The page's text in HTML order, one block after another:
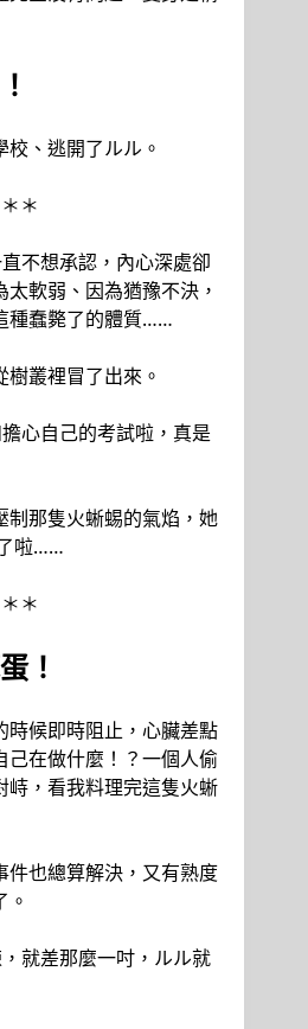
、逃開了ルル。
＊
不想承認，內心深處卻
軟弱、因為猶豫不決，
種蠢斃了的體質……
叢裡冒了出來。
心自己的考試啦，真是
制那隻火蜥蜴的氣焰，她
啦……
＊
！
時候即時阻止，心臟差點
在做什麼！？一個人偷
峙，看我料理完這隻火蜥
件也總算解決，又有熟度
就差那麼一吋，ルル就